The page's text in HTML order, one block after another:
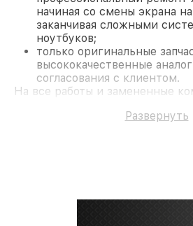
начиная со смены экрана
заканчивая сложными
ноутбуков;
только оригинальные
высококачественные
согласования с клиентом.
На все работы и замененные
поломки по условиям гарантии,
безупречной репутацией;
Развернуть